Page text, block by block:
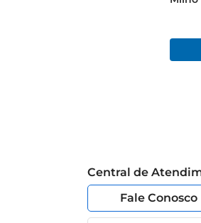
Central de
Fale Conosco